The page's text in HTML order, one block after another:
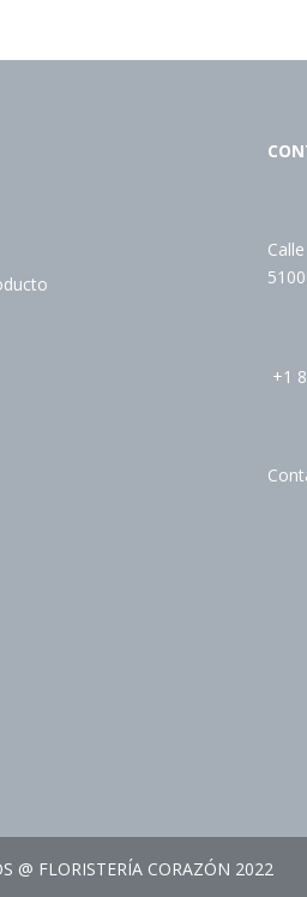
+1
@ FLORISTERÍA CORAZÓN 2022